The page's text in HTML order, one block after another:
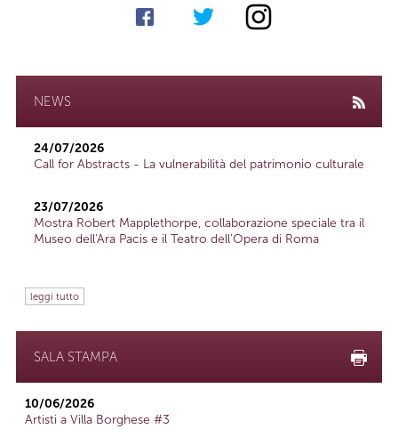
NEWS
24/07/2026
Call for Abstracts - La vulnerabilità del patrimonio culturale
23/07/2026
Mostra Robert Mapplethorpe, collaborazione speciale tra il
Museo dell'Ara Pacis e il Teatro dell'Opera di Roma
leggi tutto
SALA STAMPA
10/06/2026
Artisti a Villa Borghese #3